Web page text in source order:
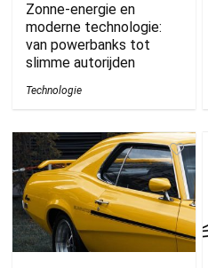
Zonne-energie en
moderne technologie:
van powerbanks tot
slimme autorijden
Technologie